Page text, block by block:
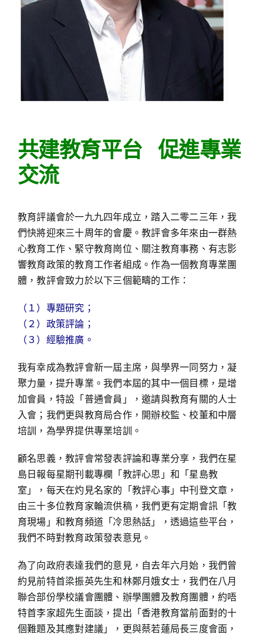
共建教育平台 促進專業
交流
教育評議會於一九九四年成立，踏入二零二三年，我
們快將迎來三十周年的會慶。教評會多年來由一群熱
心教育工作、緊守教育崗位、關注教育事務、有志影
響教育政策的教育工作者組成。作為一個教育專業團
體，教評會致力於以下三個範疇的工作：
（１）專題研究；
（２）政策評論；
（３）經驗推廣。
我有幸成為教評會新一屆主席，與學界一同努力，凝
聚力量，提升專業。我們本屆的其中一個目標，是增
加會員，特設「普通會員」，邀請與教育有關的人士
入會；我們更與教育局合作，開辦校監、校董和中層
培訓，為學界提供專業培訓。
顧名思義，教評會常發表評論和專業分享，我們在星
島日報每星期刊載專欄「教評心思」和「星島教
室」，每天在灼見名家的「教評心事」中刊登文章，
由三十多位教育家輪流供稿，我們更有定期會訊「教
育現場」和教育頻道「冷思熱話」，透過這些平台，
我們不時對教育政策發表意見。
為了向政府表達我們的意見，自去年六月始，我們曾
約見前特首梁振英先生和林鄭月娥女士，我們在八月
聯合部份學校議會團體、辦學團體及教育團體，約唔
特首李家超先生面談，提出「香港教育當前面對的十
個難題及其應對建議」，更與蔡若蓮局長三度會面，